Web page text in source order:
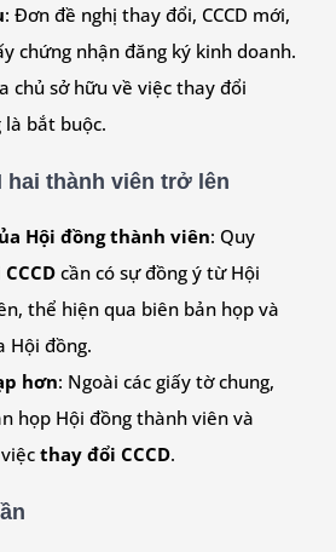
: Đơn đề nghị thay đổi, CCCD mới,
chứng nhận đăng ký kinh doanh.
chủ sở hữu về việc thay đổi
bắt buộc.
hai thành viên trở lên
Hội đồng thành viên: Quy
cần có sự đồng ý từ Hội
thể hiện qua biên bản họp và
Hội đồng.
hơn: Ngoài các giấy tờ chung,
họp Hội đồng thành viên và
thay đổi CCCD.